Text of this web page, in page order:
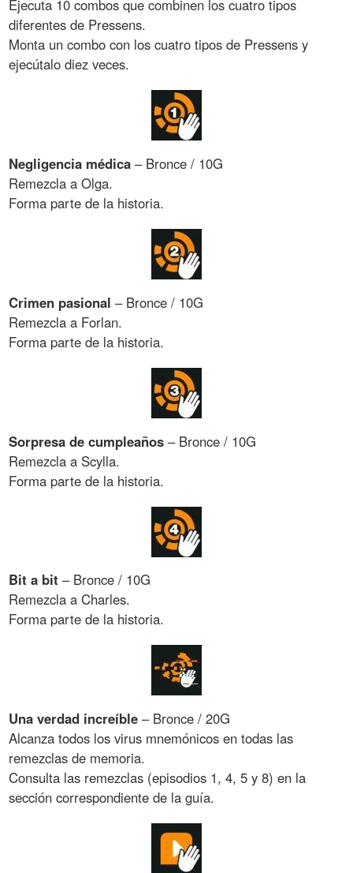
Ejecuta 10 combos que combinen los cuatro tipos
diferentes de Pressens.
Monta un combo con los cuatro tipos de Pressens y
ejecútalo diez veces.
Negligencia médica – Bronce / 10G
Remezcla a Olga.
Forma parte de la historia.
Crimen pasional – Bronce / 10G
Remezcla a Forlan.
Forma parte de la historia.
Sorpresa de cumpleaños – Bronce / 10G
Remezcla a Scylla.
Forma parte de la historia.
Bit a bit – Bronce / 10G
Remezcla a Charles.
Forma parte de la historia.
Una verdad increíble – Bronce / 20G
Alcanza todos los virus mnemónicos en todas las
remezclas de memoria.
Consulta las remezclas (episodios 1, 4, 5 y 8) en la
sección correspondiente de la guía.